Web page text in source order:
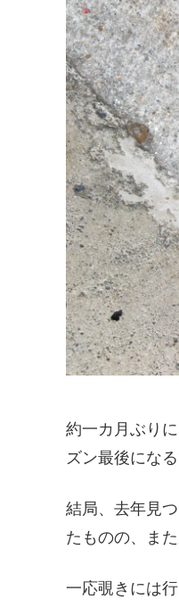
約一カ月ぶり
ズン最後になる
結局、去年見
たものの、ま
一応覗きには